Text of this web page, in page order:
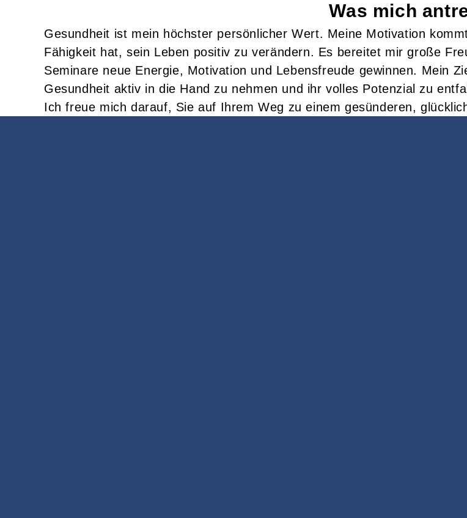
Was mich
Gesundheit ist mein höchster persönlicher Wert. Meine Motivation
Fähigkeit hat, sein Leben positiv zu verändern. Es bereitet mir große
Seminare neue Energie, Motivation und Lebensfreude gewinnen. Mein
Gesundheit aktiv in die Hand zu nehmen und ihr volles Potenzial zu
Ich freue mich darauf, Sie auf Ihrem Weg zu einem gesünderen,